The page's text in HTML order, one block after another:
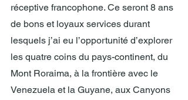
réceptive francophone. Ce seront 8 ans
de bons et loyaux services durant
lesquels j’ai eu l’opportunité d’explorer
les quatre coins du pays-continent, du
Mont Roraima, à la frontière avec le
Venezuela et la Guyane, aux Canyons